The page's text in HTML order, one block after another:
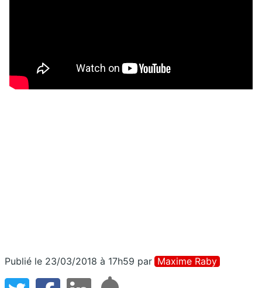
Publié le 23/03/2018 à 17h59 par Maxime Raby